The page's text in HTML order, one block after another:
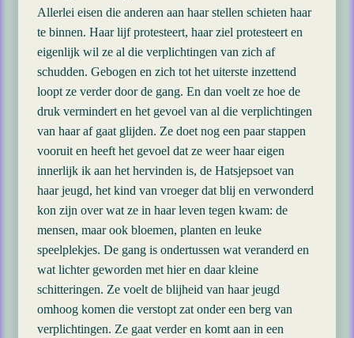
Allerlei eisen die anderen aan haar stellen schieten haar
te binnen. Haar lijf protesteert, haar ziel protesteert en
eigenlijk wil ze al die verplichtingen van zich af
schudden. Gebogen en zich tot het uiterste inzettend
loopt ze verder door de gang. En dan voelt ze hoe de
druk vermindert en het gevoel van al die verplichtingen
van haar af gaat glijden. Ze doet nog een paar stappen
vooruit en heeft het gevoel dat ze weer haar eigen
innerlijk ik aan het hervinden is, de Hatsjepsoet van
haar jeugd, het kind van vroeger dat blij en verwonderd
kon zijn over wat ze in haar leven tegen kwam: de
mensen, maar ook bloemen, planten en leuke
speelplekjes. De gang is ondertussen wat veranderd en
wat lichter geworden met hier en daar kleine
schitteringen. Ze voelt de blijheid van haar jeugd
omhoog komen die verstopt zat onder een berg van
verplichtingen. Ze gaat verder en komt aan in een